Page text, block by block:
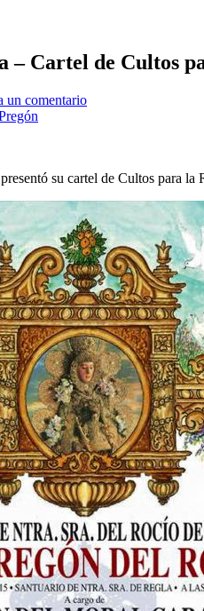
– Cartel de Cultos
un comentario
su cartel de Cultos para